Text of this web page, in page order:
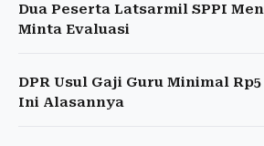
Dua Peserta Latsarmil SPPI
Minta Evaluasi
DPR Usul Gaji Guru Minimal
Ini Alasannya